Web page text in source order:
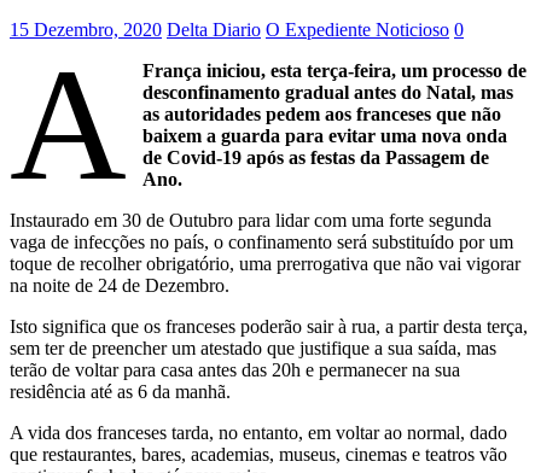
15 Dezembro, 2020 Delta Diario O Expediente Noticioso 0
A
França iniciou, esta terça-feira, um processo de
desconfinamento gradual antes do Natal, mas
as autoridades pedem aos franceses que não
baixem a guarda para evitar uma nova onda
de Covid-19 após as festas da Passagem de
Ano.
Instaurado em 30 de Outubro para lidar com uma forte segunda
vaga de infecções no país, o confinamento será substituído por um
toque de recolher obrigatório, uma prerrogativa que não vai vigorar
na noite de 24 de Dezembro.
Isto significa que os franceses poderão sair à rua, a partir desta terça,
sem ter de preencher um atestado que justifique a sua saída, mas
terão de voltar para casa antes das 20h e permanecer na sua
residência até as 6 da manhã.
A vida dos franceses tarda, no entanto, em voltar ao normal, dado
que restaurantes, bares, academias, museus, cinemas e teatros vão